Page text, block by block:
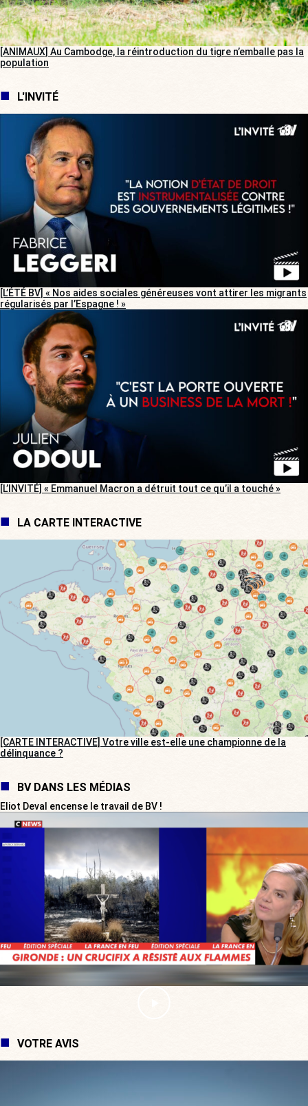
[ANIMAUX] Au Cambodge, la réintroduction du tigre n’emballe pas la
population
L'INVITÉ
[L’ÉTÉ BV] « Nos aides sociales généreuses vont attirer les migrants
régularisés par l’Espagne ! »
[L’INVITÉ] « Emmanuel Macron a détruit tout ce qu’il a touché »
LA CARTE INTERACTIVE
[CARTE INTERACTIVE] Votre ville est-elle une championne de la
délinquance ?
BV DANS LES MÉDIAS
Eliot Deval encense le travail de BV !
VOTRE AVIS